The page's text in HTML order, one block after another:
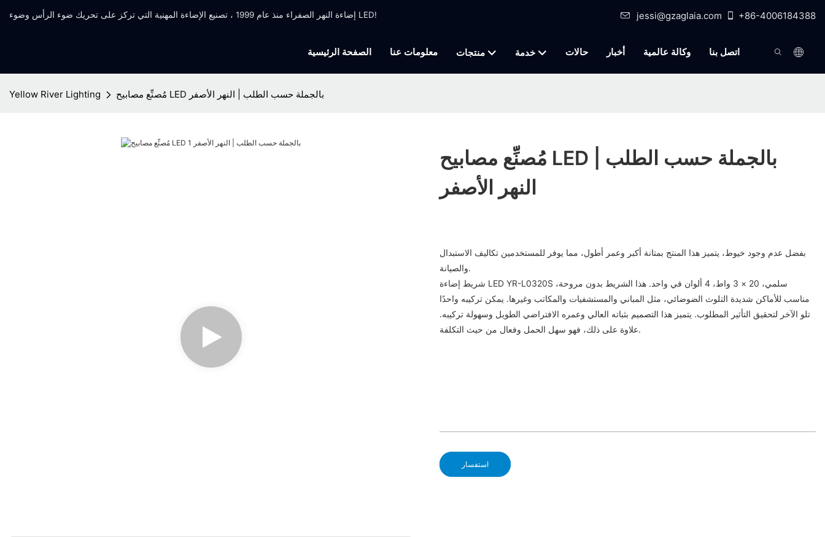
إضاءة النهر الصفراء منذ عام 1999 ، تصنيع الإضاءة المهنية التي تركز على تحريك ضوء الرأس وضوء LED! jessi@gzaglaia.com +86-4006184388
الصفحة الرئيسية معلومات عنا منتجات خدمة حالات أخبار وكالة عالمية اتصل بنا
Yellow River Lighting مُصنِّع مصابيح LED بالجملة حسب الطلب | النهر الأصفر
مُصنِّع مصابيح LED بالجملة حسب الطلب |
النهر الأصفر
بفضل عدم وجود خيوط، يتميز هذا المنتج بمتانة أكبر وعمر أطول، مما يوفر للمستخدمين تكاليف الاستبدال
والصيانة.
شريط إضاءة LED YR-L0320S سلمي، 20 × 3 واط، 4 ألوان في واحد. هذا الشريط بدون مروحة،
مناسب للأماكن شديدة التلوث الضوضائي، مثل المباني والمستشفيات والمكاتب وغيرها. يمكن تركيبه واحدًا
تلو الآخر لتحقيق التأثير المطلوب. يتميز هذا التصميم بثباته العالي وعمره الافتراضي الطويل وسهولة تركيبه.
علاوة على ذلك، فهو سهل الحمل وفعال من حيث التكلفة.
استفسار